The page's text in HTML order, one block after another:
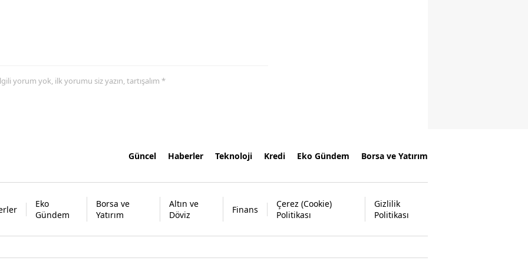
yorum yok, ilk yorumu siz yazın, tartışalım *
Güncel Haberler Teknoloji Kredi Eko Gündem Borsa ve Yatırım
Eko
Gündem
Borsa ve
Yatırım
Altın ve
Döviz
Finans
Çerez (Cookie)
Politikası
Gizlilik
Politikası